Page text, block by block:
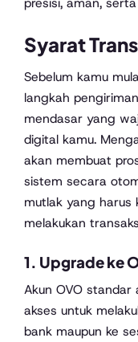
Syarat
Sebelum kamu
langkah
mendasar yang
digital kamu.
akan membuat
sistem secara
mutlak yang harus
melakukan
1. Upgrade ke
Akun OVO standar
akses untuk
bank maupun ke